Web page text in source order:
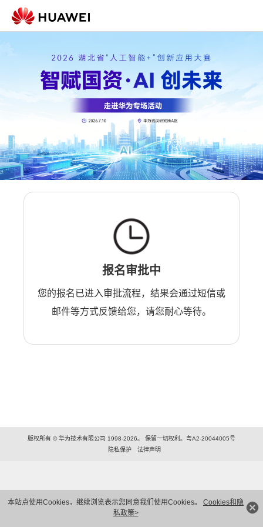
本站点使用Cookies，继续浏览表示您同意我们使用Cookies。 Cookies和隐
私政策>
报名审批中
您的报名已进入审批流程，结果会通过短信或
邮件等方式反馈给您，请您耐心等待。
版权所有 © 华为技术有限公司 1998-2026。 保留一切权利。粤A2-20044005号
隐私保护
法律声明